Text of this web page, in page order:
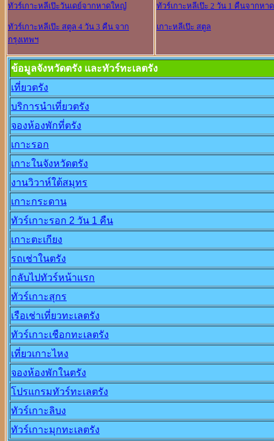
ทัวร์เกาะหลีเป๊ะวันเดย์จากหาดใหญ๋
ทัวร์เกาะหลีเป๊ะ สตูล 4 วัน 3 คืน จาก
กรุงเทพฯ
ทัวร์เกาะหลีเป๊ะ 2 วัน 1 คืนจากหา
เกาะหลีเป๊ะ สตูล
ข้อมูลจังหวัดตรัง และทัวร์ทะเลตรัง
เที่ยวตรัง
บริการนำเที่ยวตรัง
จองห้องพักที่ตรัง
เกาะรอก
เกาะในจังหวัดตรัง
งานวิวาห์ใต้สมุทร
เกาะกระดาน
ทัวร์เกาะรอก 2 วัน 1 คืน
เกาะตะเกียง
รถเช่าในตรัง
กลับไปทัวร์หน้าแรก
ทัวร์เกาะสุกร
เรือเช่าเที่ยวทะเลตรัง
ทัวร์เกาะเชือกทะเลตรัง
เที่ยวเกาะไหง
จองห้องพักในตรัง
โปรแกรมทัวร์ทะเลตรัง
ทัวร์เกาะลิบง
ทัวร์เกาะมุกทะเลตรัง